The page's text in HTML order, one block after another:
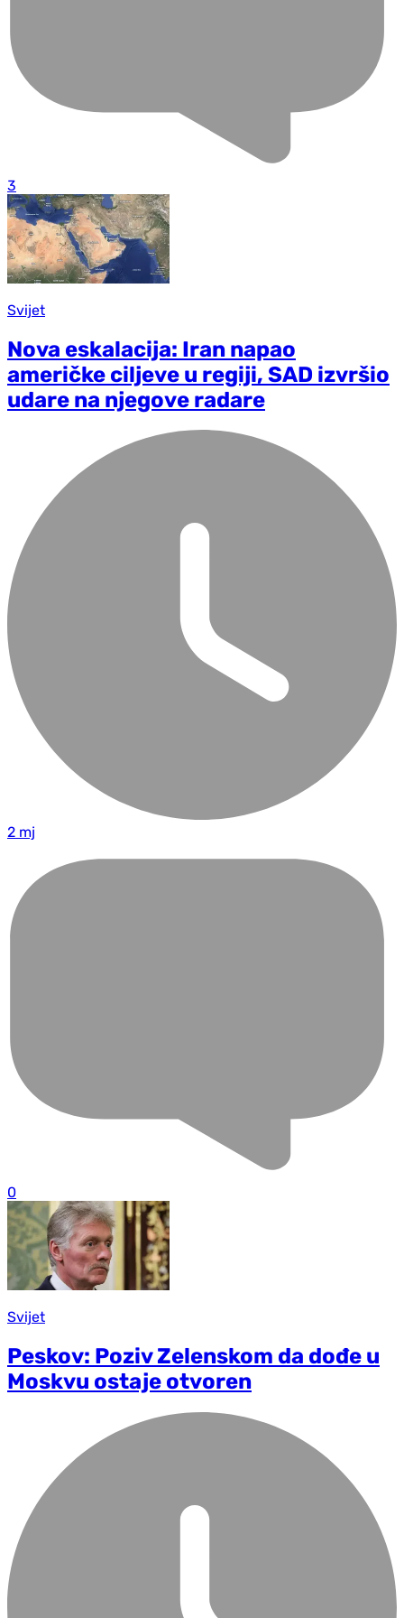
3
Svijet
Nova eskalacija: Iran napao
američke ciljeve u regiji, SAD izvršio
udare na njegove radare
2 mj
0
Svijet
Peskov: Poziv Zelenskom da dođe u
Moskvu ostaje otvoren